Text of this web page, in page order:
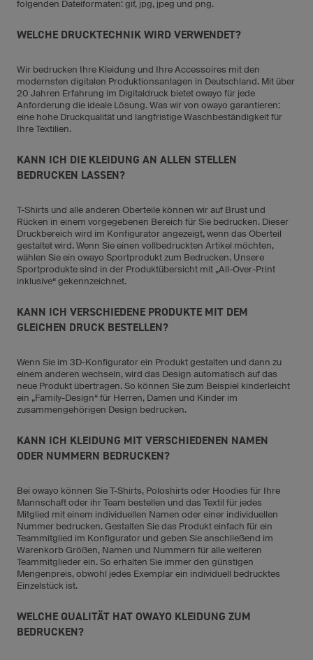
folgenden Dateiformaten: gif, jpg, jpeg und png.
WELCHE DRUCKTECHNIK WIRD VERWENDET?
Wir bedrucken Ihre Kleidung und Ihre Accessoires mit den
modernsten digitalen Produktionsanlagen in Deutschland. Mit über
20 Jahren Erfahrung im Digitaldruck bietet owayo für jede
Anforderung die ideale Lösung. Was wir von owayo garantieren:
eine hohe Druckqualität und langfristige Waschbeständigkeit für
Ihre Textilien.
KANN ICH DIE KLEIDUNG AN ALLEN STELLEN
BEDRUCKEN LASSEN?
T-Shirts und alle anderen Oberteile können wir auf Brust und
Rücken in einem vorgegebenen Bereich für Sie bedrucken. Dieser
Druckbereich wird im Konfigurator angezeigt, wenn das Oberteil
gestaltet wird. Wenn Sie einen vollbedruckten Artikel möchten,
wählen Sie ein owayo Sportprodukt zum Bedrucken. Unsere
Sportprodukte sind in der Produktübersicht mit „All-Over-Print
inklusive“ gekennzeichnet.
KANN ICH VERSCHIEDENE PRODUKTE MIT DEM
GLEICHEN DRUCK BESTELLEN?
Wenn Sie im 3D-Konfigurator ein Produkt gestalten und dann zu
einem anderen wechseln, wird das Design automatisch auf das
neue Produkt übertragen. So können Sie zum Beispiel kinderleicht
ein „Family-Design“ für Herren, Damen und Kinder im
zusammengehörigen Design bedrucken.
KANN ICH KLEIDUNG MIT VERSCHIEDENEN NAMEN
ODER NUMMERN BEDRUCKEN?
Bei owayo können Sie T-Shirts, Poloshirts oder Hoodies für Ihre
Mannschaft oder ihr Team bestellen und das Textil für jedes
Mitglied mit einem individuellen Namen oder einer individuellen
Nummer bedrucken. Gestalten Sie das Produkt einfach für ein
Teammitglied im Konfigurator und geben Sie anschließend im
Warenkorb Größen, Namen und Nummern für alle weiteren
Teammitglieder ein. So erhalten Sie immer den günstigen
Mengenpreis, obwohl jedes Exemplar ein individuell bedrucktes
Einzelstück ist.
WELCHE QUALITÄT HAT OWAYO KLEIDUNG ZUM
BEDRUCKEN?